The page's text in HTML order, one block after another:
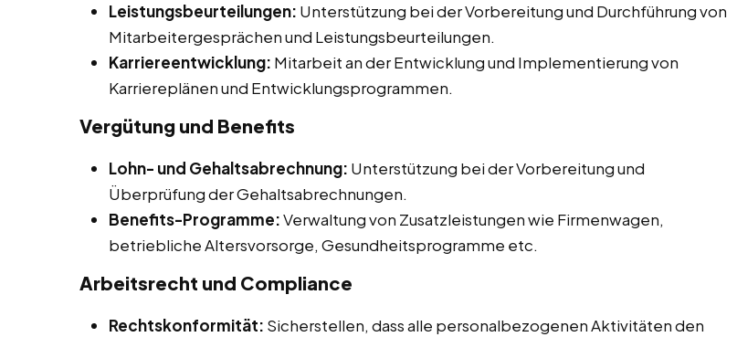
Leistungsbeurteilungen: Unterstützung bei der Vorbereitung und Durchführung von
Mitarbeitergesprächen und Leistungsbeurteilungen.
Karriereentwicklung: Mitarbeit an der Entwicklung und Implementierung von
Karriereplänen und Entwicklungsprogrammen.
Vergütung und Benefits
Lohn- und Gehaltsabrechnung: Unterstützung bei der Vorbereitung und
Überprüfung der Gehaltsabrechnungen.
Benefits-Programme:Verwaltung von Zusatzleistungen wie Firmenwagen,
betriebliche Altersvorsorge, Gesundheitsprogramme etc.
Arbeitsrecht und Compliance
Rechtskonformität: Sicherstellen, dass alle personalbezogenen Aktivitäten den